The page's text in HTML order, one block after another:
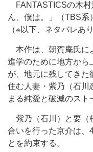
FANTASTICSの木村
ん、僕は。」（TBS系
（※以下、ネタバレあり
本作は、朝賀庵氏に
進学のために地方から
が、地元に残してきた
住む人妻・紫乃（石川
まる純愛と破滅のスト
紫乃（石川）と要（
合いを行った京介は、
とを約束する。